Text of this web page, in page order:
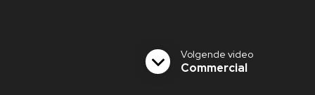
Volgende video
Commercial